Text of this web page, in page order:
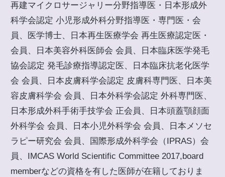
再建マイクロサージャリー分野指導医・日本形成外
科学会認定 小児形成外科分野指導医・専門医・会
員、医学博士、日本再生医療学会 再生医療認定医・
会員、日本美容外科医師会 会員、日本臨床医学発毛
協会認定 発毛診療指導認定医、日本臨床抗老化医学
会 会員、日本皮膚科学会認定 皮膚科専門医、日本美
容皮膚科学会 会員、日本外科学会認定 外科専門医、
日本形成外科手術手技学会 正会員、日本頭蓋顎顔面
外科学会 会員、日本小児外科学会 会員、日本メソセ
ラピー研究会 会員、国際形成外科学会（IPRAS）会
員、IMCAS World Scientific Committee 2017,board
memberなどの資格を有した医師が在籍しておりま